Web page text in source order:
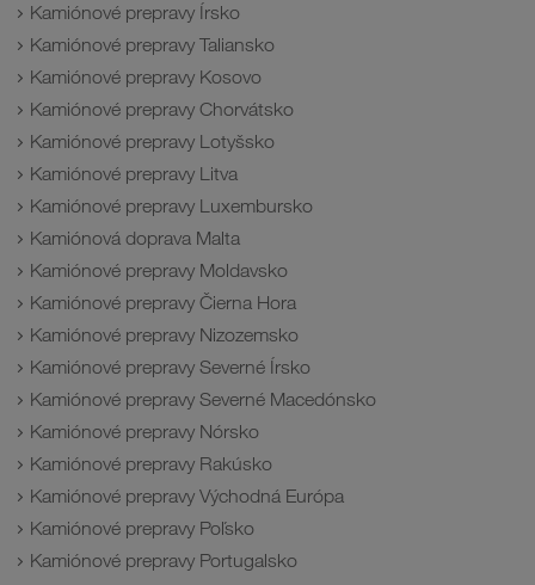
Kamiónové prepravy Írsko
Kamiónové prepravy Taliansko
Kamiónové prepravy Kosovo
Kamiónové prepravy Chorvátsko
Kamiónové prepravy Lotyšsko
Kamiónové prepravy Litva
Kamiónové prepravy Luxembursko
Kamiónová doprava Malta
Kamiónové prepravy Moldavsko
Kamiónové prepravy Čierna Hora
Kamiónové prepravy Nizozemsko
Kamiónové prepravy Severné Írsko
Kamiónové prepravy Severné Macedónsko
Kamiónové prepravy Nórsko
Kamiónové prepravy Rakúsko
Kamiónové prepravy Východná Európa
Kamiónové prepravy Poľsko
Kamiónové prepravy Portugalsko